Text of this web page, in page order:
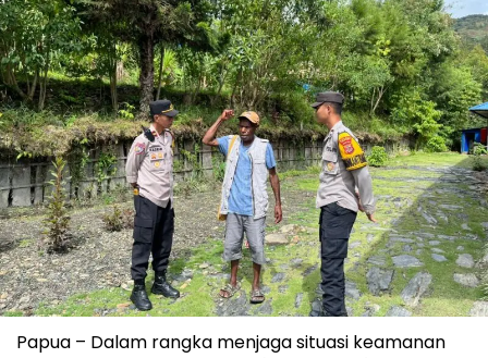
Papua – Dalam rangka menjaga situasi keamanan